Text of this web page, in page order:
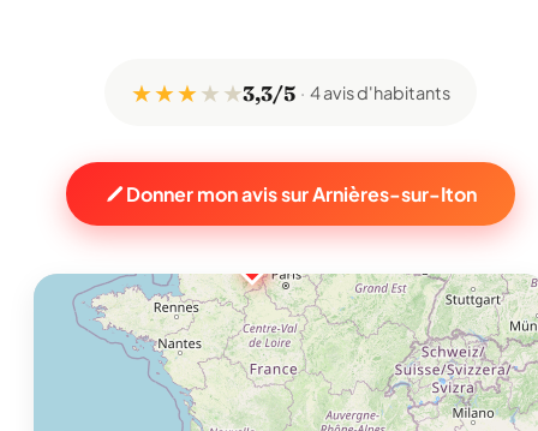
★ ★ ★★ ★3,3/5 4 avis d'habitants
Donner mon avis sur Arnières-sur-Iton